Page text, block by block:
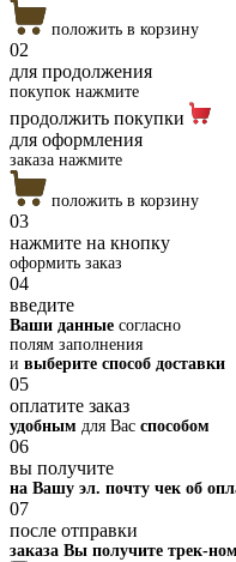
положить в корзину
02
для продолжения
покупок нажмите
продолжить покупки
для оформления
заказа нажмите
положить в корзину
03
нажмите на кнопку
оформить заказ
04
введите
Ваши данные согласно
полям заполнения
и выберите способ доставки
05
оплатите заказ
удобным для Вас способом
06
вы получите
на Вашу эл. почту чек об
07
после отправки
заказа Вы получите трек-